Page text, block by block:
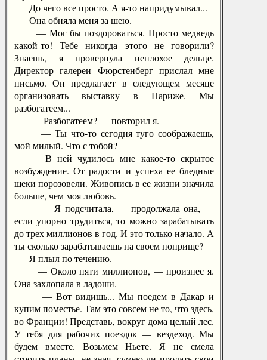
До чего все просто. А я-то напридумывал...
Она обняла меня за шею.
— Мог бы поздороваться. Просто медведь
какой-то! Тебе никогда этого не говорили?
Знаешь, я провернула неплохое дельце.
Директор галереи Фюрстенберг прислал мне
письмо. Он предлагает в следующем месяце
организовать выставку в Париже. Мы
разбогатеем...
— Разбогатеем? — повторил я.
— Ты что-то сегодня туго соображаешь,
мой милый. Что с тобой?
В ней чудилось мне какое-то скрытое
возбуждение. От радости и успеха ее бледные
щеки порозовели. Живопись в ее жизни значила
больше, чем моя любовь.
— Я подсчитала, — продолжала она, —
если упорно трудиться, то можно зарабатывать
до трех миллионов в год. И это только начало. А
ты сколько зарабатываешь на своем поприще?
Я плыл по течению.
— Около пяти миллионов, — произнес я.
Она захлопала в ладоши.
— Вот видишь... Мы поедем в Дакар и
купим поместье. Там это совсем не то, что здесь,
во Франции! Представь, вокруг дома целый лес.
У тебя для рабочих поездок — вездеход. Мы
будем вместе. Возьмем Ньете. Я не смела